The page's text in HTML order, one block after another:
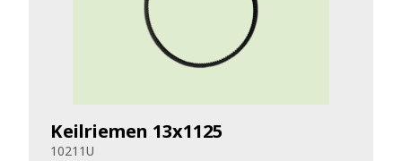
Keilriemen 13x1125
10211U